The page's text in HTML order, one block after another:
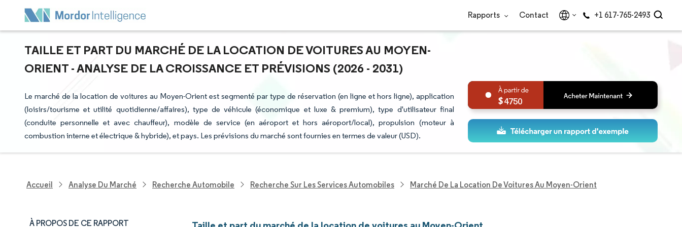
Rapports Contact +1 617-765-2493
TAILLE ET PART DU MARCHÉ DE LA LOCATION DE VOITURES AU MOYEN-
ORIENT - ANALYSE DE LA CROISSANCE ET PRÉVISIONS (2026 - 2031)
Le marché de la location de voitures au Moyen-Orient est segmenté par type de réservation (en ligne et hors ligne), application
(loisirs/tourisme et utilité quotidienne/affaires), type de véhicule (économique et luxe & premium), type d'utilisateur final
(conduite personnelle et avec chauffeur), modèle de service (en aéroport et hors aéroport/local), propulsion (moteur à
combustion interne et électrique & hybride), et pays. Les prévisions du marché sont fournies en termes de valeur (USD).
4750
Accueil Analyse Du Marché Recherche Automobile Recherche Sur Les Services Automobiles Marché De La Location De Voitures Au Moyen-Orient
À PROPOS DE CE RAPPORT